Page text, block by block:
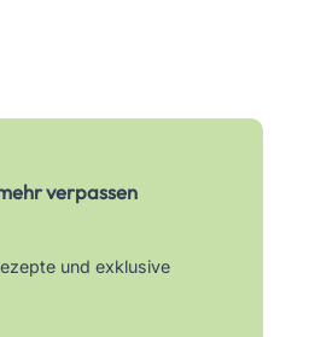
verpassen
und exklusive